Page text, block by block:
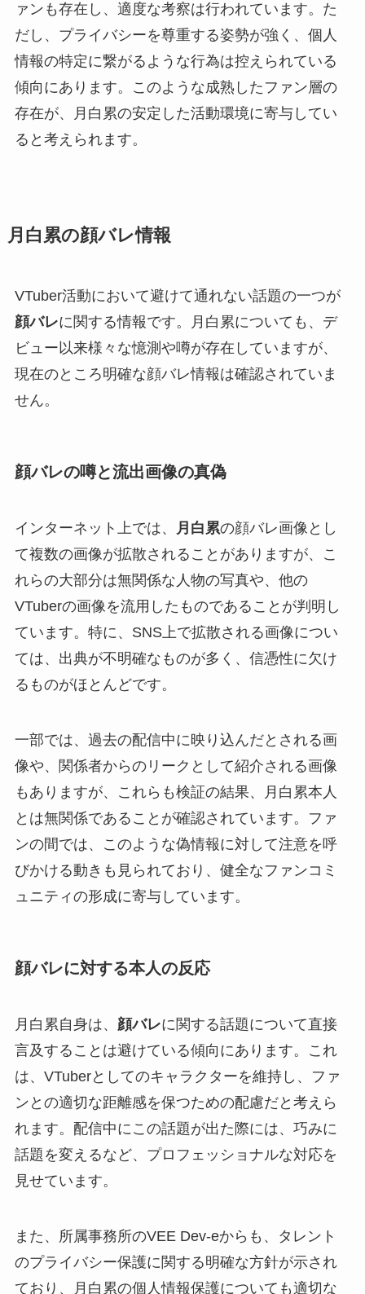
ァンも存在し、適度な考察は行われています。た
だし、プライバシーを尊重する姿勢が強く、個人
情報の特定に繋がるような行為は控えられている
傾向にあります。このような成熟したファン層の
存在が、月白累の安定した活動環境に寄与してい
ると考えられます。
月白累の顔バレ情報
VTuber活動において避けて通れない話題の一つが
顔バレに関する情報です。月白累についても、デ
ビュー以来様々な憶測や噂が存在していますが、
現在のところ明確な顔バレ情報は確認されていま
せん。
顔バレの噂と流出画像の真偽
インターネット上では、 月白累の顔バレ画像とし
て複数の画像が拡散されることがありますが、こ
れらの大部分は無関係な人物の写真や、他の
VTuberの画像を流用したものであることが判明し
ています。特に、SNS上で拡散される画像につい
ては、出典が不明確なものが多く、信憑性に欠け
るものがほとんどです。
一部では、過去の配信中に映り込んだとされる画
像や、関係者からのリークとして紹介される画像
もありますが、これらも検証の結果、月白累本人
とは無関係であることが確認されています。ファ
ンの間では、このような偽情報に対して注意を呼
びかける動きも見られており、健全なファンコミ
ュニティの形成に寄与しています。
顔バレに対する本人の反応
月白累自身は、 顔バレに関する話題について直接
言及することは避けている傾向にあります。これ
は、VTuberとしてのキャラクターを維持し、ファ
ンとの適切な距離感を保つための配慮だと考えら
れます。配信中にこの話題が出た際には、巧みに
話題を変えるなど、プロフェッショナルな対応を
見せています。
また、所属事務所のVEE Dev-eからも、タレント
のプライバシー保護に関する明確な方針が示され
ており、月白累の個人情報保護についても適切な